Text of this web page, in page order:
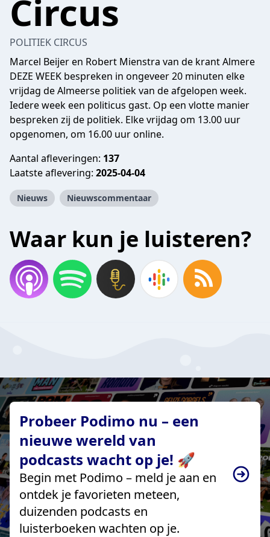
Circus
POLITIEK CIRCUS
Marcel Beijer en Robert Mienstra van de krant Almere
DEZE WEEK bespreken in ongeveer 20 minuten elke
vrijdag de Almeerse politiek van de afgelopen week.
Iedere week een politicus gast. Op een vlotte manier
bespreken zij de politiek. Elke vrijdag om 13.00 uur
opgenomen, om 16.00 uur online.
Aantal afleveringen: 137
Laatste aflevering: 2025-04-04
Nieuws Nieuwscommentaar
Waar kun je luisteren?
Probeer Podimo nu – een
nieuwe wereld van
podcasts wacht op je! 🚀
Begin met Podimo – meld je aan en
ontdek je favorieten meteen,
duizenden podcasts en
luisterboeken wachten op je.